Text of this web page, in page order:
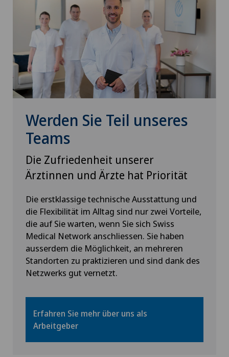
Werden Sie Teil unseres
Teams
Die Zufriedenheit unserer
Ärztinnen und Ärzte hat Priorität
Die erstklassige technische Ausstattung und
die Flexibilität im Alltag sind nur zwei Vorteile,
die auf Sie warten, wenn Sie sich Swiss
Medical Network anschliessen. Sie haben
ausserdem die Möglichkeit, an mehreren
Standorten zu praktizieren und sind dank des
Netzwerks gut vernetzt.
Erfahren Sie mehr über uns als
Arbeitgeber